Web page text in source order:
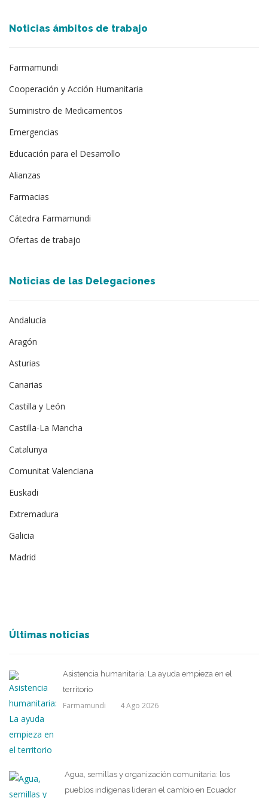
Noticias ámbitos de trabajo
Farmamundi
Cooperación y Acción Humanitaria
Suministro de Medicamentos
Emergencias
Educación para el Desarrollo
Alianzas
Farmacias
Cátedra Farmamundi
Ofertas de trabajo
Noticias de las Delegaciones
Andalucía
Aragón
Asturias
Canarias
Castilla y León
Castilla-La Mancha
Catalunya
Comunitat Valenciana
Euskadi
Extremadura
Galicia
Madrid
Últimas noticias
Asistencia humanitaria: La ayuda empieza en el
territorio
Farmamundi 4 Ago 2026
Agua, semillas y organización comunitaria: los
pueblos indígenas lideran el cambio en Ecuador